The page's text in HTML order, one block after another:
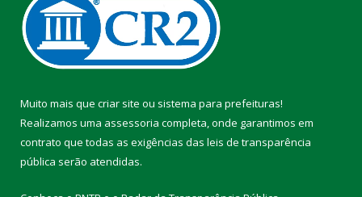
Muito mais que criar site ou sistema para prefeituras!
Realizamos uma assessoria completa, onde garantimos em
contrato que todas as exigências das leis de transparência
pública serão atendidas.